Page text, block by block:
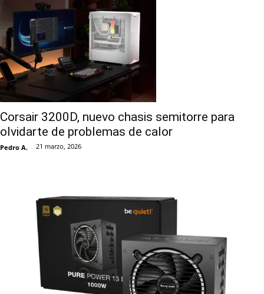
Corsair 3200D, nuevo chasis semitorre para
olvidarte de problemas de calor
Pedro A. - 21 marzo, 2026